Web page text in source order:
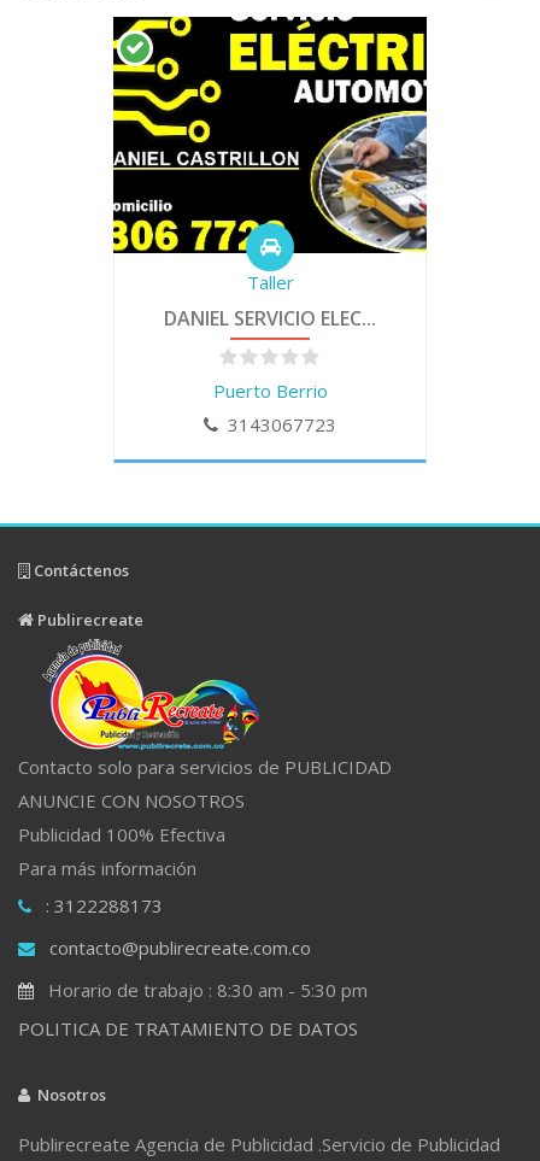
Taller
DANIEL SERVICIO ELEC...
Puerto Berrio
3143067723
Contáctenos
Publirecreate
Contacto solo para servicios de PUBLICIDAD
ANUNCIE CON NOSOTROS
Publicidad 100% Efectiva
Para más información
: 3122288173
contacto@publirecreate.com.co
Horario de trabajo : 8:30 am - 5:30 pm
POLITICA DE TRATAMIENTO DE DATOS
Nosotros
Publirecreate Agencia de Publicidad .Servicio de Publicidad